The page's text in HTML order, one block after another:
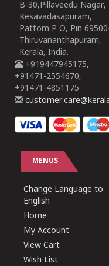
B-30,Pillaveedu Nagar,
Kesavadasapuram,
Pattom P O, Pin
Thiruvananthapuram,
Kerala, India.
+919447945175,
+91471-2554670,
+91471-4851175
MENUS
Change Language to
English
Home
My Account
View Cart
Wish List